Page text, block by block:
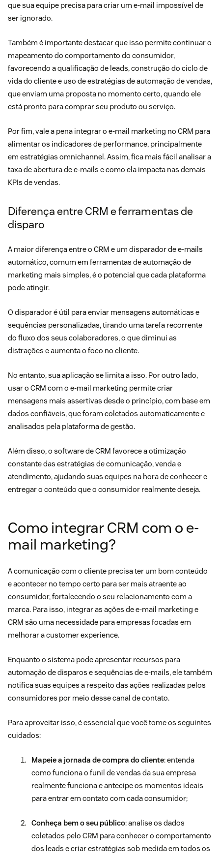
que sua equipe precisa para criar um e-mail impossível de
ser ignorado.
Também é importante destacar que isso permite continuar o
mapeamento do comportamento do consumidor,
favorecendo a qualificação de leads, construção do ciclo de
vida do cliente e uso de estratégias de automação de vendas,
que enviam uma proposta no momento certo, quando ele
está pronto para comprar seu produto ou serviço.
Por fim, vale a pena integrar o e-mail marketing no CRM para
alimentar os indicadores de performance, principalmente
em estratégias omnichannel. Assim, fica mais fácil analisar a
taxa de abertura de e-mails e como ela impacta nas demais
KPIs de vendas.
Diferença entre CRM e ferramentas de
disparo
A maior diferença entre o CRM e um disparador de e-mails
automático, comum em ferramentas de automação de
marketing mais simples, é o potencial que cada plataforma
pode atingir.
O disparador é útil para enviar mensagens automáticas e
sequências personalizadas, tirando uma tarefa recorrente
do fluxo dos seus colaboradores, o que diminui as
distrações e aumenta o foco no cliente.
No entanto, sua aplicação se limita a isso. Por outro lado,
usar o CRM com o e-mail marketing permite criar
mensagens mais assertivas desde o princípio, com base em
dados confiáveis, que foram coletados automaticamente e
analisados pela plataforma de gestão.
Além disso, o software de CRM favorece a otimização
constante das estratégias de comunicação, venda e
atendimento, ajudando suas equipes na hora de conhecer e
entregar o conteúdo que o consumidor realmente deseja.
Como integrar CRM com o e-
mail marketing?
A comunicação com o cliente precisa ter um bom conteúdo
e acontecer no tempo certo para ser mais atraente ao
consumidor, fortalecendo o seu relacionamento com a
marca. Para isso, integrar as ações de e-mail marketing e
CRM são uma necessidade para empresas focadas em
melhorar a customer experience.
Enquanto o sistema pode apresentar recursos para
automação de disparos e sequências de e-mails, ele também
notifica suas equipes a respeito das ações realizadas pelos
consumidores por meio desse canal de contato.
Para aproveitar isso, é essencial que você tome os seguintes
cuidados:
Mapeie a jornada de compra do cliente: entenda
como funciona o funil de vendas da sua empresa
realmente funciona e antecipe os momentos ideais
para entrar em contato com cada consumidor;
Conheça bem o seu público: analise os dados
coletados pelo CRM para conhecer o comportamento
dos leads e criar estratégias sob medida em todos os